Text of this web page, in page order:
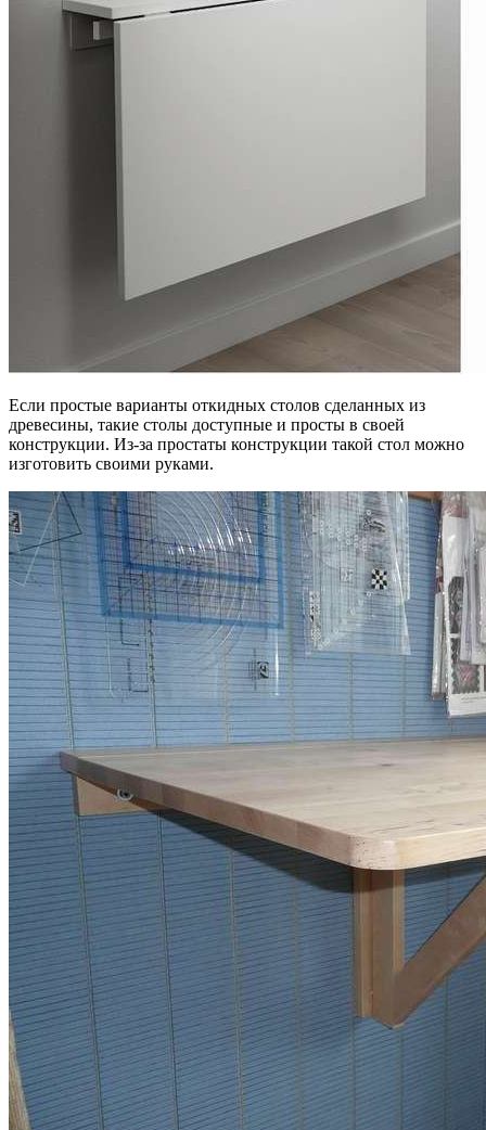
Если простые варианты откидных столов сделанных из
древесины, такие столы доступные и просты в своей
конструкции. Из-за простаты конструкции такой стол можно
изготовить своими руками.